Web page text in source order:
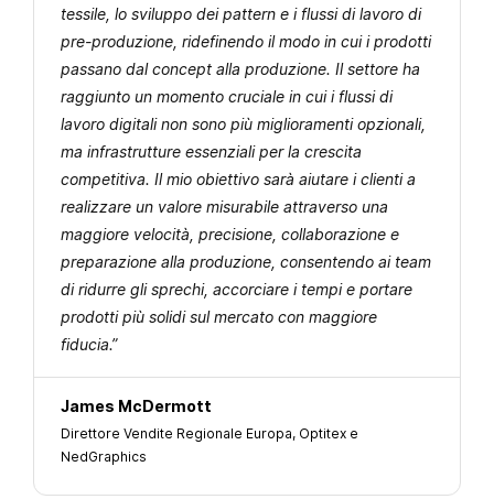
tessile, lo sviluppo dei pattern e i flussi di lavoro di
pre-produzione, ridefinendo il modo in cui i prodotti
passano dal concept alla produzione. Il settore ha
raggiunto un momento cruciale in cui i flussi di
lavoro digitali non sono più miglioramenti opzionali,
ma infrastrutture essenziali per la crescita
competitiva. Il mio obiettivo sarà aiutare i clienti a
realizzare un valore misurabile attraverso una
maggiore velocità, precisione, collaborazione e
preparazione alla produzione, consentendo ai team
di ridurre gli sprechi, accorciare i tempi e portare
prodotti più solidi sul mercato con maggiore
fiducia.”
James McDermott
Direttore Vendite Regionale Europa, Optitex e
NedGraphics